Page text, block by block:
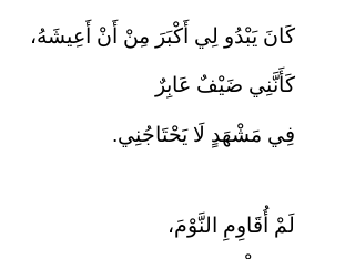
كَانَ يَبْدُو لِي أَكْبَرَ مِنْ أَنْ أَعِيشَهُ،
كَأَنَّنِي ضَيْفٌ عَابِرٌ
فِي مَشْهَدٍ لَا يَحْتَاجُنِي.
لَمْ أُقَاوِمِ النَّوْمَ،